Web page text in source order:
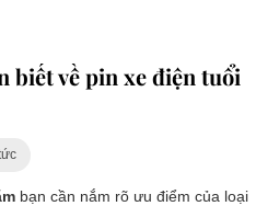
biết về pin xe điện tuổi
bạn cần nắm rõ ưu điểm của loại